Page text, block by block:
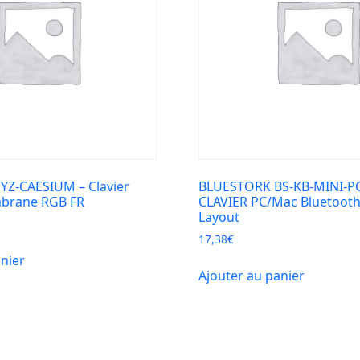
CAESIUM – Clavier
RGB FR
BLUESTORK BS-KB-MINI-
CLAVIER PC/Mac
Layout
17,38€
Ajouter au panier